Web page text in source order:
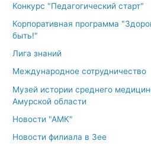
Конкурс "Педагогический старт"
Корпоративная программа
быть!"
Лига знаний
Международное сотрудничество
Музей истории среднего
Амурской области
Новости "АМК"
Новости филиала в Зее